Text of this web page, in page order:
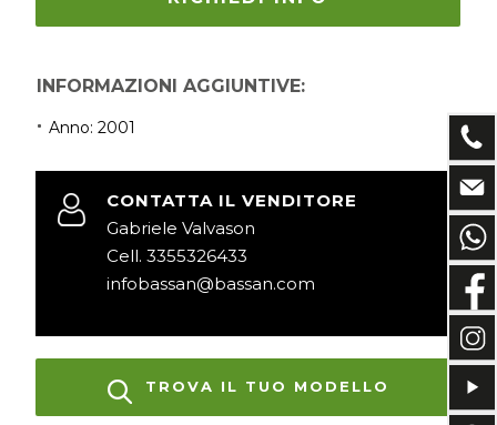
INFORMAZIONI AGGIUNTIVE:
Anno: 2001
CONTATTA IL VENDITORE
Gabriele Valvason
Cell. 3355326433
infobassan@bassan.com
TROVA IL TUO MODELLO